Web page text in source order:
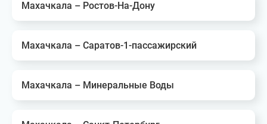
Махачкала – Ростов-На-Дону
Махачкала – Саратов-1-пассажирский
Махачкала – Минеральные Воды